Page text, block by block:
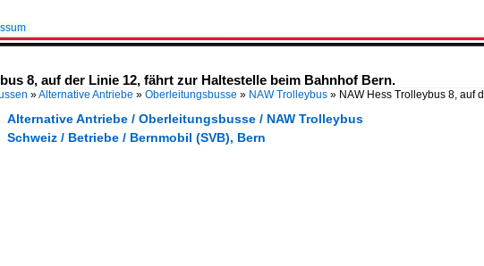
8, auf der Linie 12, fährt zur Haltestelle beim Bahnhof Bern.
»Alternative Antriebe » Oberleitungsbusse » NAW Trolleybus » NAW Hess Trolleybus 8, auf
Alternative Antriebe / Oberleitungsbusse / NAW Trolleybus
Schweiz / Betriebe / Bernmobil (SVB), Bern